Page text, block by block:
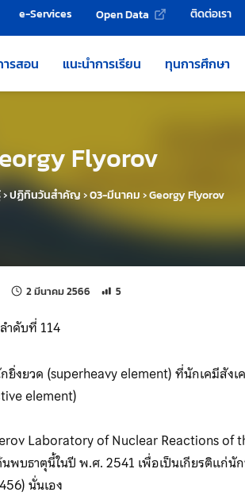
e-Services Open Data ติดต่อเรา
ารสอน แนะนำการเรียน ทุนการศึกษา
Flyorov
›ปฏิทินวันสำคัญ›03-มีนาคม›Georgy Flyorov
2 มีนาคม 2566 แก้ไขล่าสุดเมื่อ:
จำนวนการเข้าชม 5 ครั้ง
5
ำดับที่ 114
ยิ่งยวด (superheavy element) ที่นักเคมีสัง
element)
Laboratory of Nuclear Reactions of
พบธาตุนี้ในปี พ.ศ. 2541 เพื่อเป็นเกียรติแก่นั
นั่นเอง